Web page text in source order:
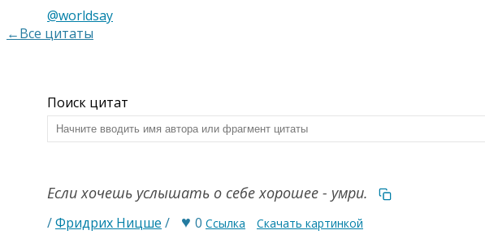
@worldsay
←Все цитаты
Поиск цитат
Если хочешь услышать о себе хорошее - умри.
/Фридрих Ницше / ♥ 0 Ссылка Скачать картинкой